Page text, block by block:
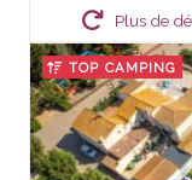
Plus de
TOP CAMPING